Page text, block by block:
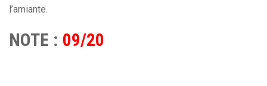
l’amiante.
NOTE : 09/20